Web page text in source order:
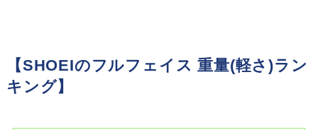
【SHOEIのフルフェイス 重量(軽さ)ラン
キング】